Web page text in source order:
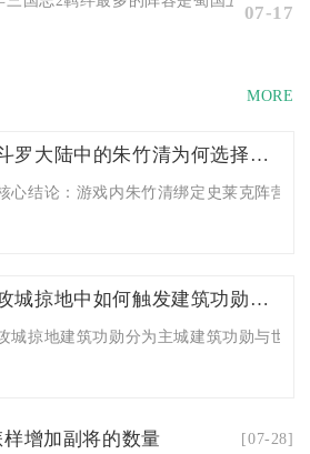
07-17
MORE
斗罗大陆中的朱竹清为何选择了史莱克
心结论：游戏内朱竹清绑定史莱克阵营
攻城掠地中如何触发建筑功勋的机制
城掠地建筑功勋分为主城建筑功勋与世
增加副将的数量 [07-28]